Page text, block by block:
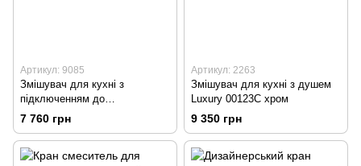
Артикул: 9085
Змішувач для кухні з
підключенням до
фільтрованою води Kern 2084
нержавійка
7 760 грн
Артикул: 2263
Змішувач для кухні з душем
Luxury 00123C хром
9 350 грн